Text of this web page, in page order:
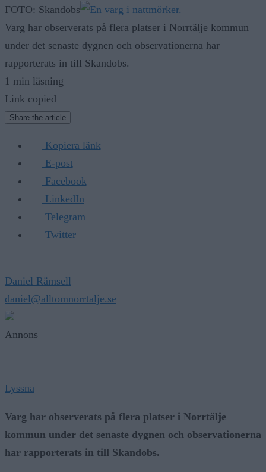
FOTO: Skandobs
Varg har observerats på flera platser i Norrtälje kommun
under det senaste dygnen och observationerna har
rapporterats in till Skandobs.
1 min läsning
Link copied
Share the article
Kopiera länk
E-post
Facebook
LinkedIn
Telegram
Twitter
Daniel Rämsell
daniel@alltomnorrtalje.se
Annons
Lyssna
Varg har observerats på flera platser i Norrtälje
kommun under det senaste dygnen och observationerna
har rapporterats in till Skandobs.